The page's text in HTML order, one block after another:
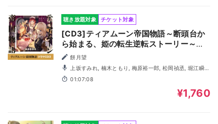
聴き放題対象 チケット対象
[CD3]ティアムーン帝国物語～断頭台か
ら始まる、姫の転生逆転ストーリー～ド
ラマCD3
餅月望
上坂すみれ, 楠木ともり, 梅原裕一郎, 松岡禎丞, 堀江瞬,
増田俊樹, Lynn, 小原好美, 大野柚布子, 成田剣
01:07:08
¥1,760